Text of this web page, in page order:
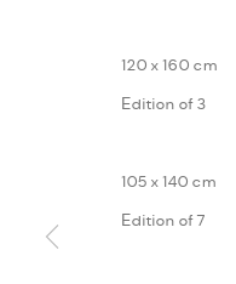
120 x 160 cm
Edition of 3
105 x 140 cm
Edition of 7